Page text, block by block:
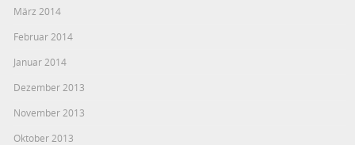
März 2014
Februar 2014
Januar 2014
Dezember 2013
November 2013
Oktober 2013